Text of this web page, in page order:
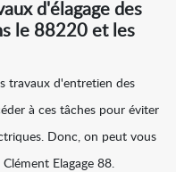
d'élagage des
le 88220 et les
travaux d'entretien des
à ces tâches pour éviter
Donc, on peut vous
Elagage 88.